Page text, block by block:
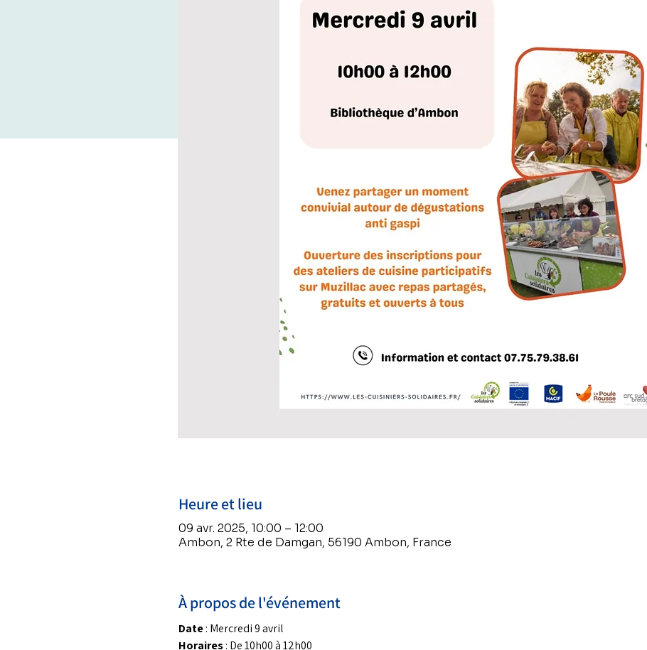
Heure et lieu
09 avr. 2025, 10:00 – 12:00
Ambon, 2 Rte de Damgan, 56190 Ambon, France
À propos de l'événement
Date : Mercredi 9 avril
Horaires : De 10h00 à 12h00